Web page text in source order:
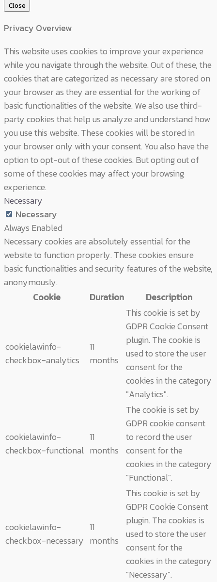
Close
Privacy Overview
This website uses cookies to improve your experience
while you navigate through the website. Out of these, the
cookies that are categorized as necessary are stored on
your browser as they are essential for the working of
basic functionalities of the website. We also use third-
party cookies that help us analyze and understand how
you use this website. These cookies will be stored in
your browser only with your consent. You also have the
option to opt-out of these cookies. But opting out of
some of these cookies may affect your browsing
experience.
Necessary
Necessary
Always Enabled
Necessary cookies are absolutely essential for the
website to function properly. These cookies ensure
basic functionalities and security features of the website,
anonymously.
Cookie
Duration Description
cookielawinfo-
checkbox-analytics
11
months
This cookie is set by
GDPR Cookie Consent
plugin. The cookie is
used to store the user
consent for the
cookies in the category
"Analytics".
cookielawinfo-
checkbox-functional
11
months
The cookie is set by
GDPR cookie consent
to record the user
consent for the
cookies in the category
"Functional".
cookielawinfo-
checkbox-necessary
11
months
This cookie is set by
GDPR Cookie Consent
plugin. The cookies is
used to store the user
consent for the
cookies in the category
"Necessary".